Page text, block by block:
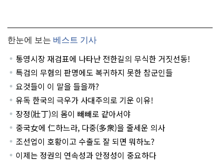
한눈에 보는 베스트 기사
통영시장 재검표에 나타난 전한길의 무식한 거짓선동!
특검의 무혐의 판명에도 복귀하지 못한 참군인들
요것들이 이 말을 들을까?
유독 한국의 극우가 사대주의로 기운 이유!
장정(壯丁)의 몸이 빼빼로 같아서야
중국女에 仁하느라, 다중(多衆)을 줄세운 의사
조선업이 호황이고 수출도 잘 되면 뭐하노?
이제는 정권의 연속성과 안정성이 중요하다